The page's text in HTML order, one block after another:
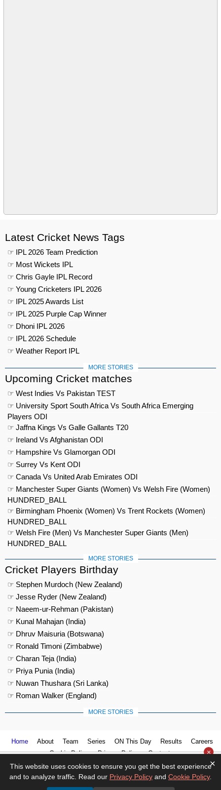
Latest Cricket News Tags
☞ IPL 2026 Team Prediction
☞ Most Wickets IPL
☞ Chris Gayle IPL Record
☞ Young Cricketers IPL 2026
☞ IPL 2025 Awards List
☞ IPL 2025 Purple Cap Winner
☞ Dhoni IPL 2026
☞ IPL 2026 Schedule
☞ Weather Report IPL
MORE STORIES
Upcoming Cricket matches
☞ West Indies Vs Pakistan TEST
☞ University Sport South Africa Vs South Africa Emerging
Players ODI
☞ Jaffna Kings Vs Galle Gallants T20
☞ Ireland Vs Afghanistan ODI
☞ Hampshire Vs Glamorgan ODI
☞ Surrey Vs Kent ODI
☞ Canada Vs United Arab Emirates ODI
☞ Manchester Super Giants (Women) Vs Welsh Fire (Women)
HUNDRED_BALL
☞ Birmingham Phoenix (Women) Vs Trent Rockets (Women)
HUNDRED_BALL
☞ Welsh Fire (Men) Vs Manchester Super Giants (Men)
HUNDRED_BALL
MORE STORIES
Cricket Players Birthday
☞ Stephen Murdoch (New Zealand)
☞ Jesse Ryder (New Zealand)
☞ Naeem-ur-Rehman (Pakistan)
☞ Kunal Mahajan (India)
☞ Dhruv Maisuria (Botswana)
☞ Ronald Timoni (Zimbabwe)
☞ Charan Teja (India)
☞ Priya Punia (India)
☞ Nuwan Thushara (Sri Lanka)
☞ Roman Walker (England)
MORE STORIES
Home About Team Series ON This Day Results
Careers
Cookie Policy
Privacy Policy Contact us ×
×
This website uses cookies to ensure you get the best experience
and to analyze traffic. Read our Privacy Policy and Cookie Policy.